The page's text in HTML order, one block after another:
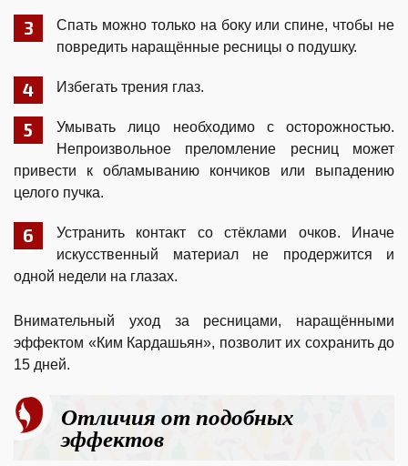
Спать можно только на боку или спине, чтобы не
повредить наращённые ресницы о подушку.
Избегать трения глаз.
Умывать лицо необходимо с осторожностью.
Непроизвольное преломление ресниц может
привести к обламыванию кончиков или выпадению
целого пучка.
Устранить контакт со стёклами очков. Иначе
искусственный материал не продержится и
одной недели на глазах.
Внимательный уход за ресницами, наращёнными
эффектом «Ким Кардашьян», позволит их сохранить до
15 дней.
Отличия от подобных
эффектов